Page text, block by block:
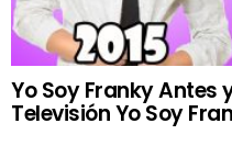
Yo Soy Franky Antes
Televisión Yo Soy